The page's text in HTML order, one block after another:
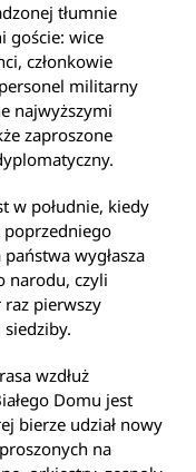
tłumnie
goście: wice
członkowie
militarny
najwyższymi
zaproszone
w południe, kiedy
wygłasza
narodu, czyli
raz pierwszy
wzdłuż
Domu jest
bierze udział nowy
na